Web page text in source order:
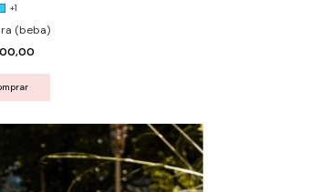
+1
(beba)